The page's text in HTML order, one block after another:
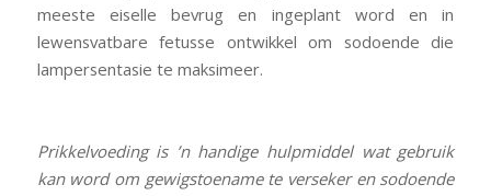
meeste eiselle bevrug en ingeplant word en in
lewensvatbare fetusse ontwikkel om sodoende die
lampersentasie te maksimeer.
Prikkelvoeding is ’n handige hulpmiddel wat gebruik
kan word om gewigstoename te verseker en sodoende